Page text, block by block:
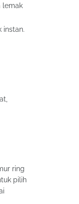
lemak
instan.
ring
pilih